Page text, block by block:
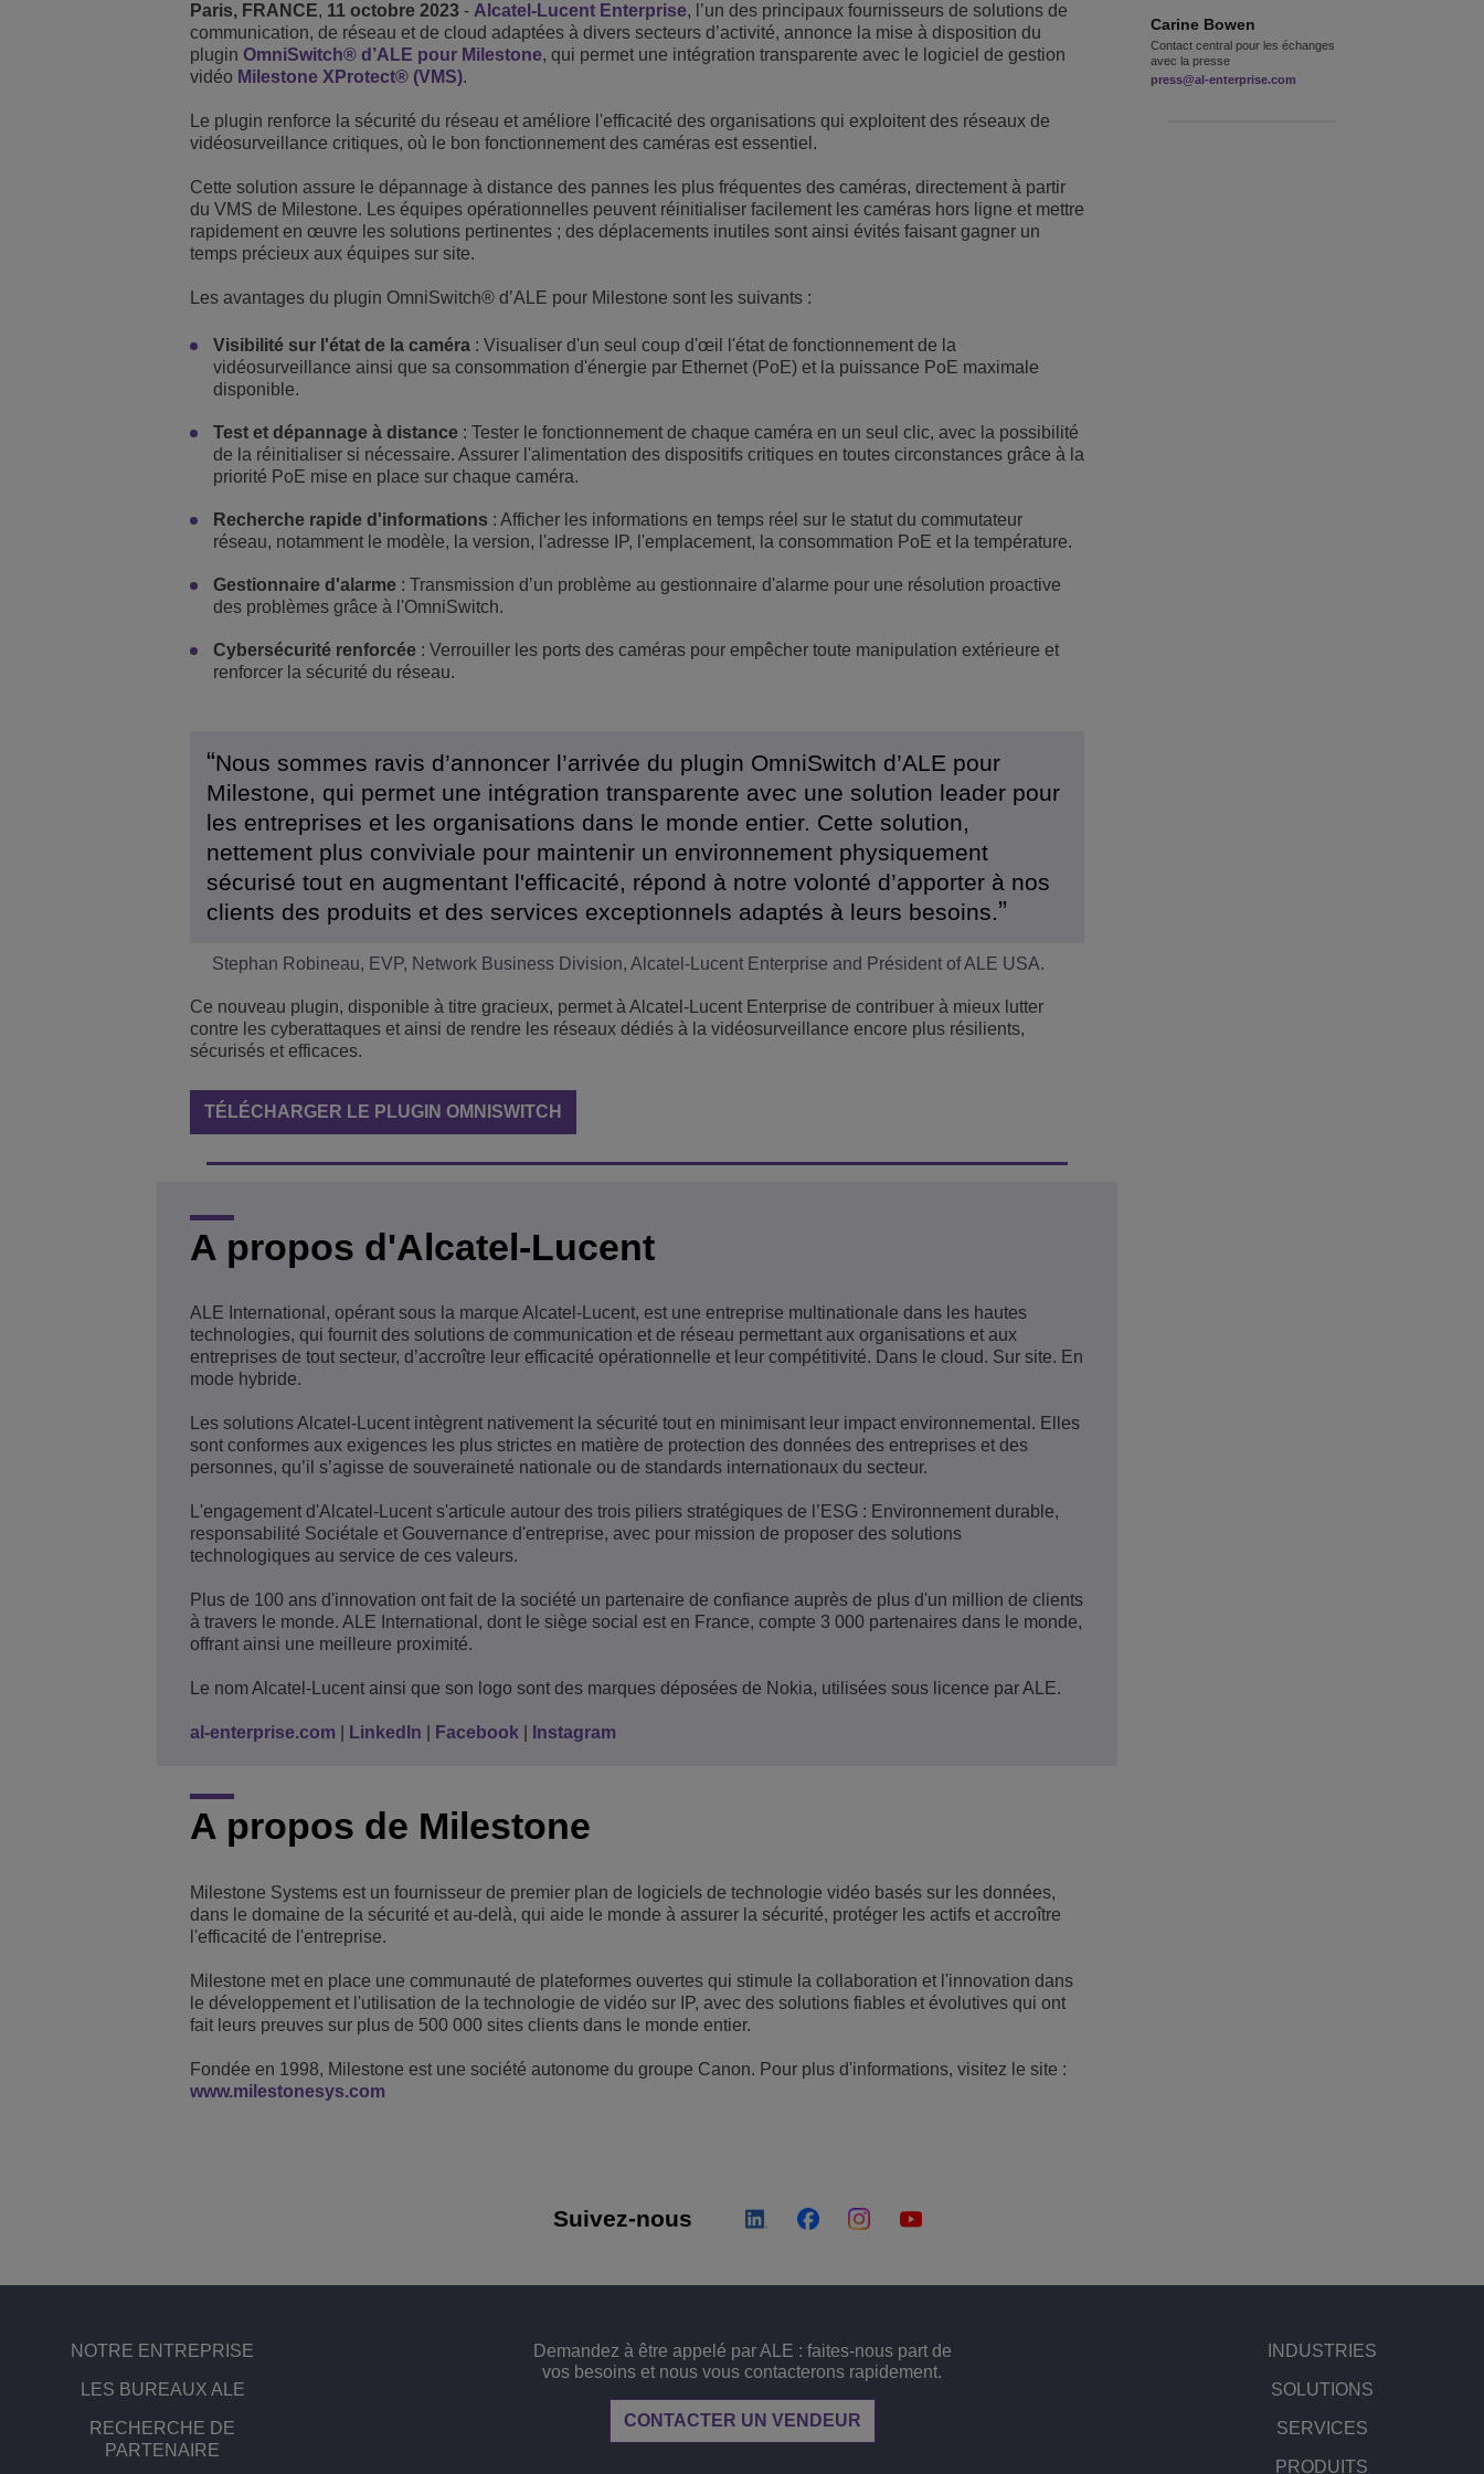
Solutions pour le secteur du transport
Petites et moyennes entreprises
Solutions de Services Clients
Espace de travail hybride
Dividendes numériques
Voir plus
Gestion de réseau et sécurité
Les bureaux d'ALE
Paris, FRANCE, 11 octobre 2023 - Alcatel-Lucent Enterprise, l’un des principaux fournisseurs de solutions de
communication, de réseau et de cloud adaptées à divers secteurs d’activité, annonce la mise à disposition du
plugin OmniSwitch® d’ALE pour Milestone, qui permet une intégration transparente avec le logiciel de gestion
vidéo Milestone XProtect® (VMS).
Le plugin renforce la sécurité du réseau et améliore l'efficacité des organisations qui exploitent des réseaux de
vidéosurveillance critiques, où le bon fonctionnement des caméras est essentiel.
Cette solution assure le dépannage à distance des pannes les plus fréquentes des caméras, directement à partir
du VMS de Milestone. Les équipes opérationnelles peuvent réinitialiser facilement les caméras hors ligne et mettre
rapidement en œuvre les solutions pertinentes ; des déplacements inutiles sont ainsi évités faisant gagner un
temps précieux aux équipes sur site.
Les avantages du plugin OmniSwitch® d’ALE pour Milestone sont les suivants :
Visibilité sur l'état de la caméra : Visualiser d'un seul coup d'œil l'état de fonctionnement de la
vidéosurveillance ainsi que sa consommation d'énergie par Ethernet (PoE) et la puissance PoE maximale
disponible.
Test et dépannage à distance : Tester le fonctionnement de chaque caméra en un seul clic, avec la possibilité
de la réinitialiser si nécessaire. Assurer l'alimentation des dispositifs critiques en toutes circonstances grâce à la
priorité PoE mise en place sur chaque caméra.
Recherche rapide d'informations : Afficher les informations en temps réel sur le statut du commutateur
réseau, notamment le modèle, la version, l'adresse IP, l'emplacement, la consommation PoE et la température.
Gestionnaire d'alarme : Transmission d’un problème au gestionnaire d'alarme pour une résolution proactive
des problèmes grâce à l'OmniSwitch.
Cybersécurité renforcée : Verrouiller les ports des caméras pour empêcher toute manipulation extérieure et
renforcer la sécurité du réseau.
Nous sommes ravis d’annoncer l’arrivée du plugin OmniSwitch d’ALE pour
Milestone, qui permet une intégration transparente avec une solution leader pour
les entreprises et les organisations dans le monde entier. Cette solution,
nettement plus conviviale pour maintenir un environnement physiquement
sécurisé tout en augmentant l'efficacité, répond à notre volonté d’apporter à nos
clients des produits et des services exceptionnels adaptés à leurs besoins.
Stephan Robineau, EVP, Network Business Division, Alcatel-Lucent Enterprise and Président of ALE USA.
Ce nouveau plugin, disponible à titre gracieux, permet à Alcatel-Lucent Enterprise de contribuer à mieux lutter
contre les cyberattaques et ainsi de rendre les réseaux dédiés à la vidéosurveillance encore plus résilients,
sécurisés et efficaces.
TÉLÉCHARGER LE PLUGIN OMNISWITCH
A propos d'Alcatel-Lucent
ALE International, opérant sous la marque Alcatel-Lucent, est une entreprise multinationale dans les hautes
technologies, qui fournit des solutions de communication et de réseau permettant aux organisations et aux
entreprises de tout secteur, d’accroître leur efficacité opérationnelle et leur compétitivité. Dans le cloud. Sur site. En
mode hybride.
Les solutions Alcatel-Lucent intègrent nativement la sécurité tout en minimisant leur impact environnemental. Elles
sont conformes aux exigences les plus strictes en matière de protection des données des entreprises et des
personnes, qu’il s’agisse de souveraineté nationale ou de standards internationaux du secteur.
L'engagement d'Alcatel-Lucent s'articule autour des trois piliers stratégiques de l’ESG : Environnement durable,
responsabilité Sociétale et Gouvernance d'entreprise, avec pour mission de proposer des solutions
technologiques au service de ces valeurs.
Plus de 100 ans d'innovation ont fait de la société un partenaire de confiance auprès de plus d'un million de clients
à travers le monde. ALE International, dont le siège social est en France, compte 3 000 partenaires dans le monde,
offrant ainsi une meilleure proximité.
Le nom Alcatel-Lucent ainsi que son logo sont des marques déposées de Nokia, utilisées sous licence par ALE.
al-enterprise.com LinkedIn Facebook Instagram
A propos de Milestone
Milestone Systems est un fournisseur de premier plan de logiciels de technologie vidéo basés sur les données,
dans le domaine de la sécurité et au-delà, qui aide le monde à assurer la sécurité, protéger les actifs et accroître
l'efficacité de l'entreprise.
Milestone met en place une communauté de plateformes ouvertes qui stimule la collaboration et l'innovation dans
le développement et l'utilisation de la technologie de vidéo sur IP, avec des solutions fiables et évolutives qui ont
fait leurs preuves sur plus de 500 000 sites clients dans le monde entier.
Fondée en 1998, Milestone est une société autonome du groupe Canon. Pour plus d'informations, visitez le site :
www.milestonesys.com
Carine Bowen
Contact central pour les échanges
avec la presse
press@al-enterprise.com
Suivez-nous
NOTRE ENTREPRISE
LES BUREAUX ALE
RECHERCHE DE
PARTENAIRE
Demandez à être appelé par ALE : faites-nous part de
vos besoins et nous vous contacterons rapidement.
CONTACTER UN VENDEUR
INDUSTRIES
SOLUTIONS
SERVICES
PRODUITS